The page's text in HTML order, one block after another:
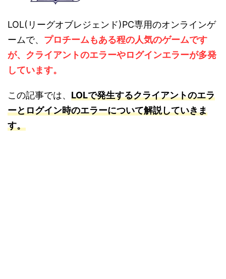
LOL(リーグオブレジェンド)PC専用のオンラインゲ
ームで、 プロチームもある程の人気のゲームです
が、クライアントのエラーやログインエラーが多発
しています。
この記事では、 LOLで発生するクライアントのエラ
ーとログイン時のエラーについて解説していきま
す。